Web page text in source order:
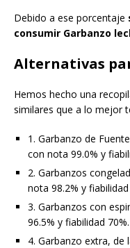
Debido a ese porcentaje
consumir Garbanzo
Alternativas
Hemos hecho una
similares que a lo mejor
1. Garbanzo de
con nota 99.0% y
2. Garbanzos
nota 98.2% y fiabilidad
3. Garbanzos con
96.5% y fiabilidad 70%.
4. Garbanzo extra,